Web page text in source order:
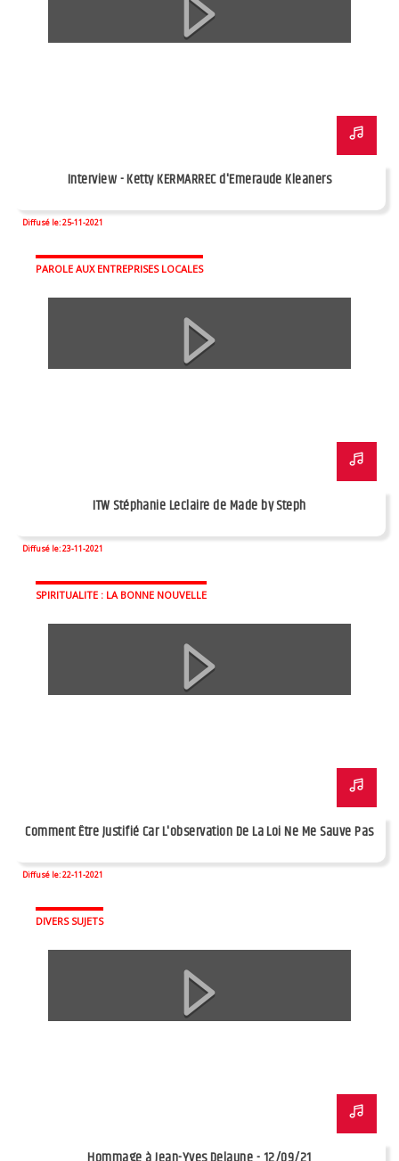
Interview - Ketty KERMARREC d'Emeraude Kleaners
Diffusé le: 25-11-2021
PAROLE AUX ENTREPRISES LOCALES
ITW Stéphanie Leclaire de Made by Steph
Diffusé le: 23-11-2021
SPIRITUALITE : LA BONNE NOUVELLE
Comment Être Justifié Car L'observation De La Loi Ne Me Sauve Pas
Diffusé le: 22-11-2021
DIVERS SUJETS